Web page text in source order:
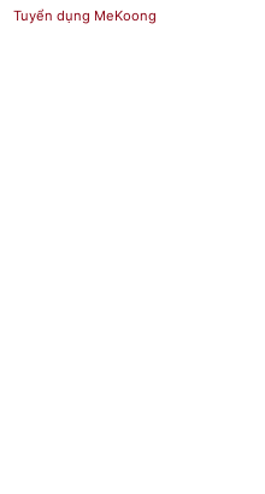
Tuyển dụng MeKoong